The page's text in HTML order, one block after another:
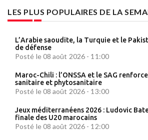
LES PLUS POPULAIRES DE LA
L’Arabie saoudite, la Turquie et le
de défense
Posté le 08 août 2026 - 11:00
Maroc-Chili : l’ONSSA et le SAG
sanitaire et phytosanitaire
Posté le 08 août 2026 - 13:00
Jeux méditerranéens 2026 : Ludovic
finale des U20 marocains
Posté le 08 août 2026 - 12:00